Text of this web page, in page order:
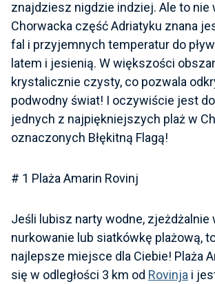
znajdziesz nigdzie indziej. Ale to nie
Chorwacka część Adriatyku znana
fal i przyjemnych temperatur do
latem i jesienią. W większości
krystalicznie czysty, co pozwala
podwodny świat! I oczywiście jest
jednych z najpiękniejszych plaż w
oznaczonych Błękitną Flagą!
# 1 Plaża Amarin Rovinj
Jeśli lubisz narty wodne, zjeżdżalnie
nurkowanie lub siatkówkę plażową,
najlepsze miejsce dla Ciebie! Plaża
się w odległości 3 km od Rovinja i